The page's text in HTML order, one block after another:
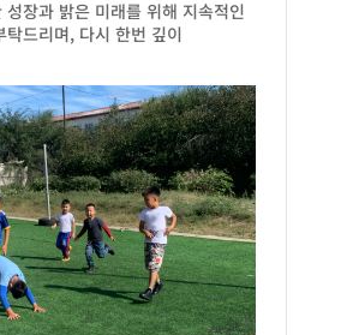
성장과 밝은 미래를 위해 지속적인
탁드리며, 다시 한번 깊이